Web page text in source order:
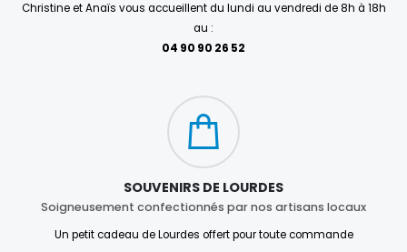
Christine et Anaïs vous accueillent du lundi au vendredi de 8h à 18h
au :
04 90 90 26 52
SOUVENIRS DE LOURDES
Soigneusement confectionnés par nos artisans locaux
Un petit cadeau de Lourdes offert pour toute commande